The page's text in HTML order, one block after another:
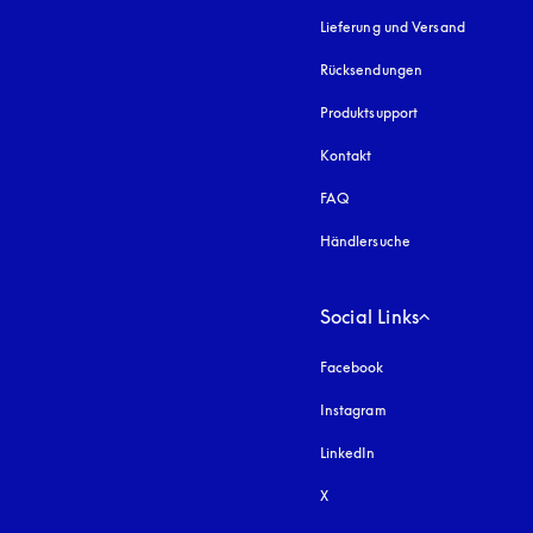
Lieferung und Versand
Rücksendungen
Produktsupport
Kontakt
FAQ
Händlersuche
Social Links
Facebook
Instagram
LinkedIn
X